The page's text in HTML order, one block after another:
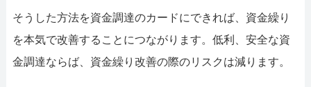
そうした方法を資金調達のカードにできれば、資金繰り
を本気で改善することにつながります。低利、安全な資
金調達ならば、資金繰り改善の際のリスクは減ります。